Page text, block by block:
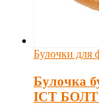
Булочки для
Булочка
ІСТ БОЛТ